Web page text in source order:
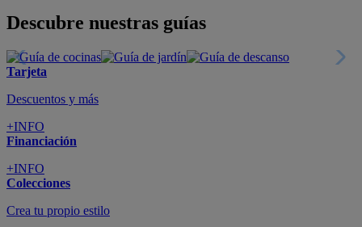
Descubre nuestras guías
Tarjeta
Descuentos y más
+INFO
Financiación
+INFO
Colecciones
Crea tu propio estilo